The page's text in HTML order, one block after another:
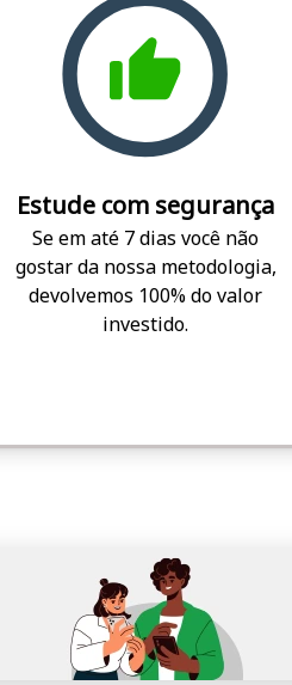
Estude com segurança
Se em até 7 dias você não
gostar da nossa metodologia,
devolvemos 100% do valor
investido.